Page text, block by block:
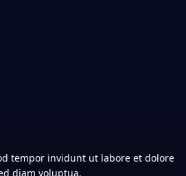
tempor invidunt ut labore et dolore
diam voluptua.